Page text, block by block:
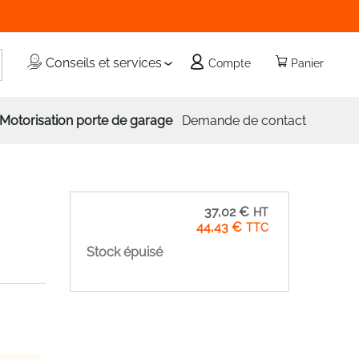
Panier
Conseils et services Compte
Motorisation porte de garage Demande de contact
44,43 €
37,02 €
Stock épuisé